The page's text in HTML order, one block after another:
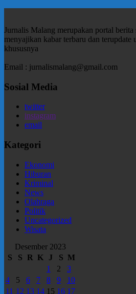
Jurnalis Malang merupakan portal berita
menyajikan kabar terbaru dan terupdate
khususnya
Email : jurnalismalang@gmail.com
Sosial Media
twitter
instagram
email
Kategori
Ekonomi
Hiburan
Kriminal
News
Olahraga
Politik
Uncategorized
Wisata
Desember 2023
S
S R K J S M
1
2
3
4
5 6 7 8 9
10
11 12 13 14 15 16 17